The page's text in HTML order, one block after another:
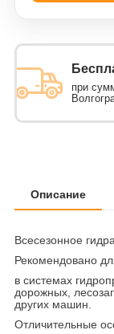
при
Описание
Всесезонное
Рекомендовано
в системах
дорожных,
других машин.
Отличительные